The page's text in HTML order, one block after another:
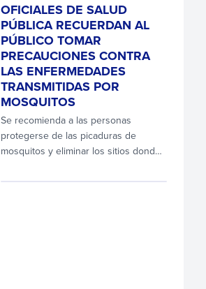
OFICIALES DE SALUD
PÚBLICA RECUERDAN AL
PÚBLICO TOMAR
PRECAUCIONES CONTRA
LAS ENFERMEDADES
TRANSMITIDAS POR
MOSQUITOS
Se recomienda a las personas
protegerse de las picaduras de
mosquitos y eliminar los sitios donde